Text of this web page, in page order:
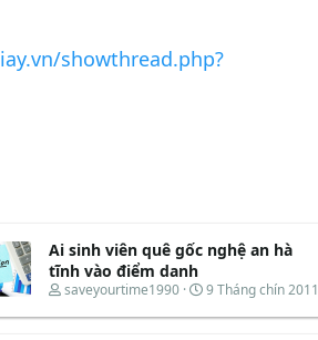
showthread.php?
Ai sinh viên quê gốc nghệ an hà
tĩnh vào điểm danh
T
r
saveyourtime1990
N
à
9 Tháng chín 2011